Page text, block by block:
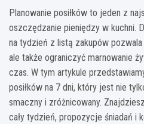
Planowanie posiłków to jeden z
oszczędzanie pieniędzy w kuchni.
na tydzień z listą zakupów
ale także ograniczyć marnowanie
czas. W tym artykule
posiłków na 7 dni, który jest nie
smaczny i zróżnicowany.
cały tydzień, propozycje śniadań i